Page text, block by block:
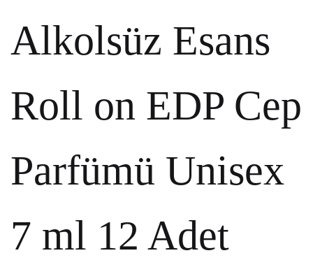
Alkolsüz Esans
Roll on EDP Cep
Parfümü Unisex
7 ml 12 Adet